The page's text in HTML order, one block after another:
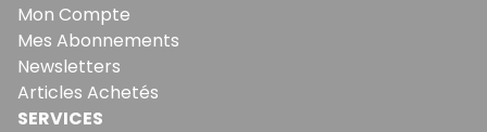
Mon Compte
Mes Abonnements
Newsletters
Articles Achetés
SERVICES